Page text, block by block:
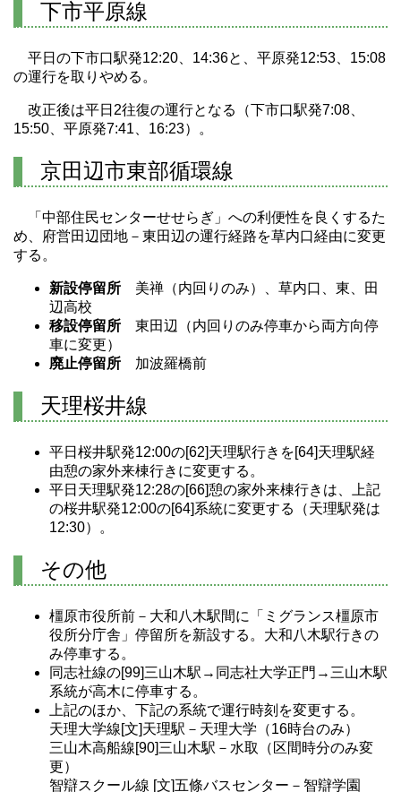
下市平原線
平日の下市口駅発12:20、14:36と、平原発12:53、15:08
の運行を取りやめる。
改正後は平日2往復の運行となる（下市口駅発7:08、
15:50、平原発7:41、16:23）。
京田辺市東部循環線
「中部住民センターせせらぎ」への利便性を良くするた
め、府営田辺団地－東田辺の運行経路を草内口経由に変更
する。
新設停留所 美禅（内回りのみ）、草内口、東、田
辺高校
移設停留所 東田辺（内回りのみ停車から両方向停
車に変更）
廃止停留所 加波羅橋前
天理桜井線
平日桜井駅発12:00の[62]天理駅行きを[64]天理駅経
由憩の家外来棟行きに変更する。
平日天理駅発12:28の[66]憩の家外来棟行きは、上記
の桜井駅発12:00の[64]系統に変更する（天理駅発は
12:30）。
その他
橿原市役所前－大和八木駅間に「ミグランス橿原市
役所分庁舎」停留所を新設する。大和八木駅行きの
み停車する。
同志社線の[99]三山木駅→同志社大学正門→三山木駅
系統が高木に停車する。
上記のほか、下記の系統で運行時刻を変更する。
天理大学線[文]天理駅－天理大学（16時台のみ）
三山木高船線[90]三山木駅－水取（区間時分のみ変
更）
智辯スクール線 [文]五條バスセンター－智辯学園